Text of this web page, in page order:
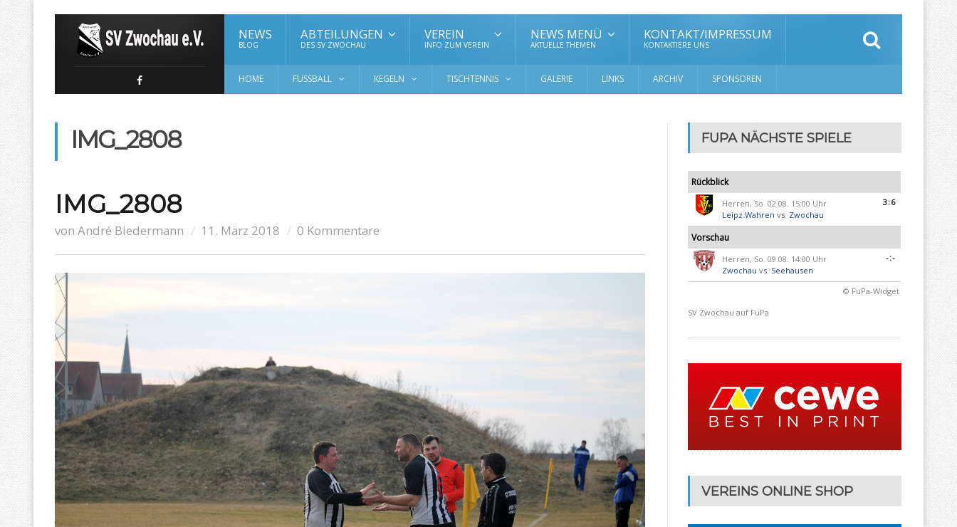
NEWS
BLOG
ABTEILUNGEN
DES SV ZWOCHAU
VEREIN
INFO ZUM VEREIN
NEWS MENÜ
AKTUELLE THEMEN
KONTAKT/IMPRESSUM
KONTAKTIERE UNS
HOME FUSSBALL KEGELN TISCHTENNIS GALERIE LINKS ARCHIV SPONSOREN
IMG_2808
IMG_2808
von André Biedermann 11. März 2018 0 Kommentare
FUPA NÄCHSTE SPIELE
Rückblick
Herren, So. 02.08. 15:00 Uhr
Leipz.Wahren vs. Zwochau
3:6
Vorschau
Herren, So. 09.08. 14:00 Uhr
Zwochau vs. Seehausen
-:-
© FuPa-Widget
SV Zwochau auf FuPa
VEREINS ONLINE SHOP